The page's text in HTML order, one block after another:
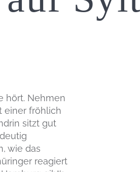
hört. Nehmen
einer fröhlich
sitzt gut
wie das
reagiert